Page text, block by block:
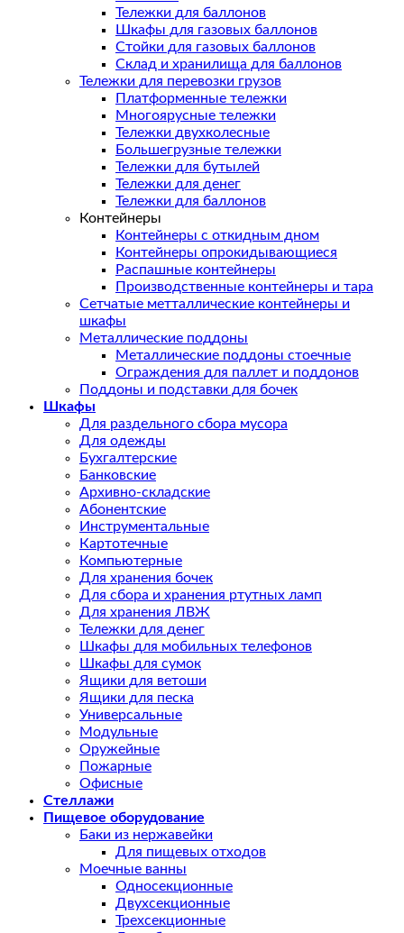
Тележки для баллонов
Шкафы для газовых баллонов
Стойки для газовых баллонов
Склад и хранилища для баллонов
Тележки для перевозки грузов
Платформенные тележки
Многоярусные тележки
Тележки двухколесные
Большегрузные тележки
Тележки для бутылей
Тележки для денег
Тележки для баллонов
Контейнеры
Контейнеры с откидным дном
Контейнеры опрокидывающиеся
Распашные контейнеры
Производственные контейнеры и тара
Сетчатые метталлические контейнеры и
шкафы
Металлические поддоны
Металлические поддоны стоечные
Ограждения для паллет и поддонов
Поддоны и подставки для бочек
Шкафы
Для раздельного сбора мусора
Для одежды
Бухгалтерские
Банковские
Архивно-складские
Абонентские
Инструментальные
Картотечные
Компьютерные
Для хранения бочек
Для сбора и хранения ртутных ламп
Для хранения ЛВЖ
Тележки для денег
Шкафы для мобильных телефонов
Шкафы для сумок
Ящики для ветоши
Ящики для песка
Универсальные
Модульные
Оружейные
Пожарные
Офисные
Стеллажи
Пищевое оборудование
Баки из нержавейки
Для пищевых отходов
Моечные ванны
Односекционные
Двухсекционные
Трехсекционные